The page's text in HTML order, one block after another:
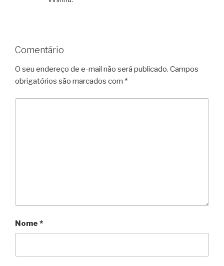
Comentário
O seu endereço de e-mail não será publicado. Campos
obrigatórios são marcados com *
Nome *